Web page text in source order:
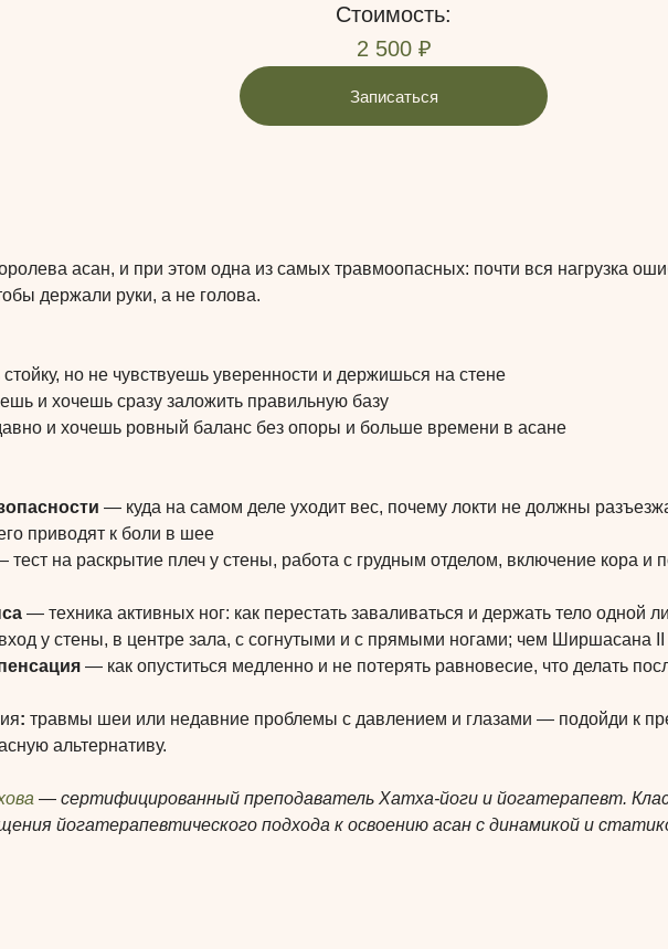
асан, и при этом одна из самых травмоопасных: почти вся нагрузка
держали руки, а не голова.
но не чувствуешь уверенности и держишься на стене
и хочешь сразу заложить правильную базу
и хочешь ровный баланс без опоры и больше времени в асане
— куда на самом деле уходит вес, почему локти не должны
приводят к боли в шее
тест на раскрытие плеч у стены, работа с грудным отделом, включение кора и
— техника активных ног: как перестать заваливаться и держать тело одной
у стены, в центре зала, с согнутыми и с прямыми ногами; чем Ширшасана II
— как опуститься медленно и не потерять равновесие, что делать
: травмы шеи или недавние проблемы с давлением и глазами — подойди к
альтернативу.
— сертифицированный преподаватель Хатха-йоги и йогатерапевт.
йогатерапевтического подхода к освоению асан с динамикой и
Стоимость:
2 500 ₽
Записаться